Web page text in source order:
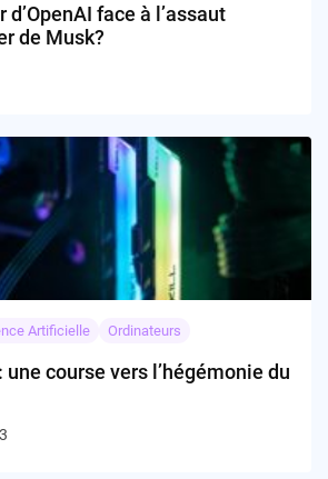
d’OpenAI face à l’assaut
de Musk?
Artificielle Ordinateurs
une course vers l’hégémonie du